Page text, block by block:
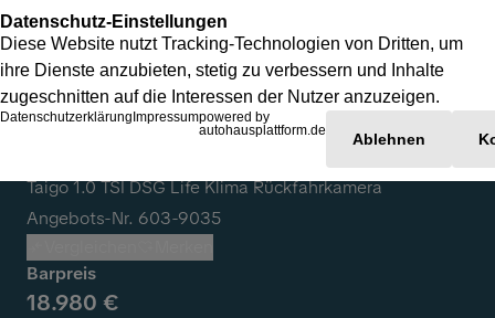
Taigo 1.0 TSI DSG Life Klima Rückfahrkamera
Angebots-Nr. 603-9035
Barpreis
18.980 €